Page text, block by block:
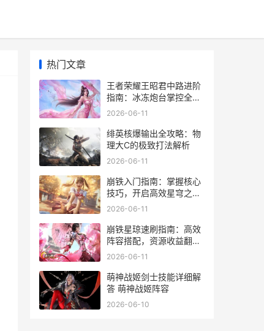
热门文章
王者荣耀王昭君中路进阶
指南：冰冻炮台掌控全
场！
2026-06-11
绯英核爆输出全攻略：物
理大C的极致打法解析
2026-06-11
崩铁入门指南：掌握核心
技巧，开启高效星穹之
旅！
2026-06-11
崩铁星琼速刷指南：高效
阵容搭配，资源收益翻
倍！
2026-06-11
萌神战姬剑士技能详细解
答 萌神战姬阵容
2026-06-10